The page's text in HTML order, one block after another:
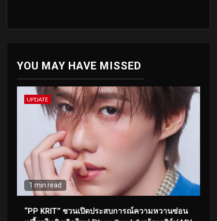
YOU MAY HAVE MISSED
UPDATE
1 min read
“PP KRIT” ชวนเปิดประสบการณ์ความหวานซ่อน